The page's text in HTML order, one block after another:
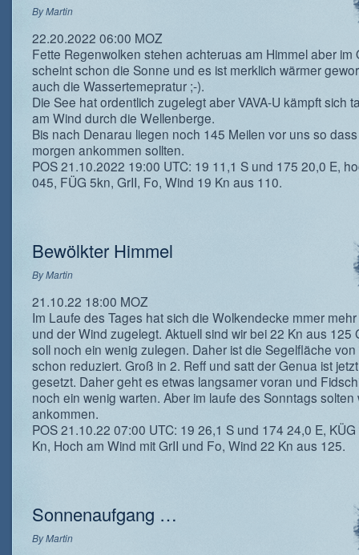
ByMartin
22.20.2022 06:00 MOZ
Fette Regenwolken stehen achteruas am Himmel aber im
scheint schon die Sonne und es ist merklich wärmer
auch die Wassertemepratur ;-).
Die See hat ordentlich zugelegt aber VAVA-U kämpft sich
am Wind durch die Wellenberge.
Bis nach Denarau liegen noch 145 Meilen vor uns so
morgen ankommen sollten.
POS 21.10.2022 19:00 UTC: 19 11,1 S und 175 20,0 E,
045, FÜG 5kn, GrII, Fo, Wind 19 Kn aus 110.
Bewölkter Himmel
ByMartin
21.10.22 18:00 MOZ
Im Laufe des Tages hat sich die Wolkendecke mmer
und der Wind zugelegt. Aktuell sind wir bei 22 Kn aus 125
soll noch ein wenig zulegen. Daher ist die Segelfläche von
schon reduziert. Groß in 2. Reff und satt der Genua ist
gesetzt. Daher geht es etwas langsamer voran und
noch ein wenig warten. Aber im laufe des Sonntags solten
ankommen.
POS 21.10.22 07:00 UTC: 19 26,1 S und 174 24,0 E,
Kn, Hoch am Wind mit GrII und Fo, Wind 22 Kn aus 125.
Sonnenaufgang …
ByMartin